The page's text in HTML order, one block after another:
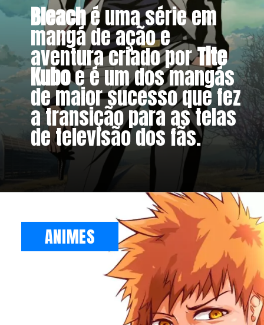
Bleaché uma série em
mangá de ação e
aventura criado porTite
Kuboe é um dos mangás
de maior sucesso que fez
a transição para as telas
de televisão dos fãs.
ANIMES